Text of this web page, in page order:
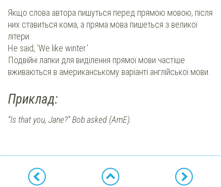
Якщо слова автора пишуться перед прямою мовою, після
них ставиться кома, а пряма мова пишеться з великої
літери.
He said, ‘We like winter.’
Подвійні лапки для виділення прямої мови частіше
вживаються в американському варіанті англійської мови.
Приклад:
“Is that you, Jane?” Bob asked (AmE).